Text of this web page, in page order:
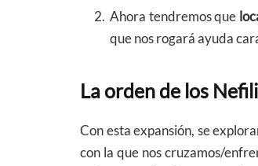
Ahora tendremos que
que nos rogará ayuda
La orden de los
Con esta expansión, se
con la que nos cruzamos/